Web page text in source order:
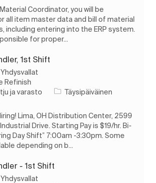
Coordinator, you will be
all item master data and bill of material
including entering into the ERP system.
for proper...
1st Shift
Yhdysvallat
Refinish
ja varasto Työn tyyppi
Täysipäiväinen
Lima, OH Distribution Center, 2599
Drive. Starting Pay is $19/hr. Bi-
Day Shift” 7:00am -3:30pm. Some
depending on b...
- 1st Shift
Yhdysvallat